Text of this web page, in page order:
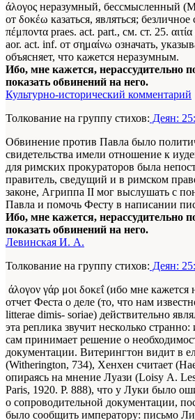
άλογος неразумный, бессмысленный
от δοκέω казаться, являться;
πέμποντα praes. act. part., см. ст. 25.
aor. act. inf. от σημαίνω означать,
объясняет, что кажется неразумным.
Ибо, мне кажется, нерассудительно
показать обвинений на него.
Культурно-исторический комментарий
Толкование на группу стихов: Деян:
Обвинение против Павла было
свидетельства имели отношение к
для римских прокураторов была
правитель, сведущий и в римском
законе, Агриппа II мог выслушать с
Павла и помочь Фесту в написании
Ибо, мне кажется, нерассудительно
показать обвинений на него.
Левинская И. А.
Толкование на группу стихов: Деян:
άλογον γάρ μοι δοκεΐ (ибо мне
отчет Феста о деле (то, что нам
litterae dimis- soriae) действительно
эта реплика звучит несколько странно:
сам принимает решение о
документации. Витерингтон видит в
(Witherington, 734), Хенхен считает
опираясь на мнение Луази (Loisy А.
Paris, 1920. P. 888), что у Луки было
о сопроводительной документации,
было сообщить императору: письмо